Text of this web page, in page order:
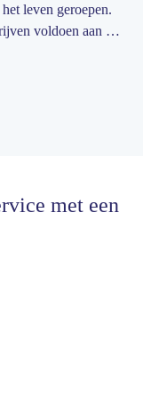
leven geroepen.
voldoen aan de
met een